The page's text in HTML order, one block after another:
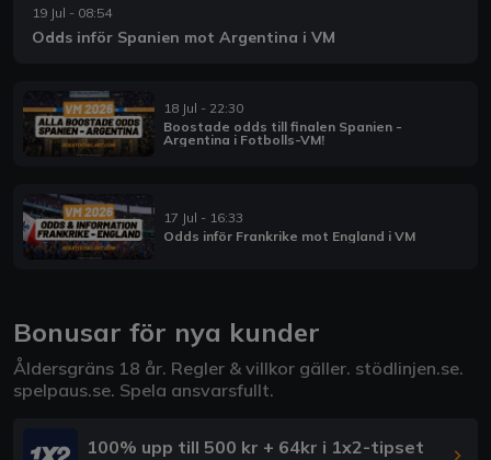
19 Jul - 08:54
Odds inför Spanien mot Argentina i VM
18 Jul - 22:30
Boostade odds till finalen Spanien -
Argentina i Fotbolls-VM!
17 Jul - 16:33
Odds inför Frankrike mot England i VM
Bonusar för nya kunder
Åldersgräns 18 år. Regler & villkor gäller. stödlinjen.se.
spelpaus.se. Spela ansvarsfullt.
100% upp till 500 kr + 64kr i 1x2-tipset